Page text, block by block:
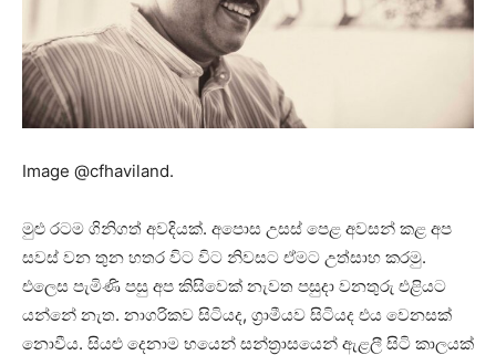
Image @cfhaviland.
මුළු රටම ගිනිගත් අවදියක්. අපොස උසස් පෙළ අවසන් කළ අප
සවස් වන තුන හතර විට විට නිවසට ඒමට උත්සාහ කරමු.
එලෙස පැමිණි පසු අප කිසිවෙක් නැවත පසුදා වනතුරු එළියට
යන්නේ නැත. නාගරිකව සිටියද, ග්‍රාමීයව සිටියද එය වෙනසක්
නොවීය. සියළු දෙනාම භයෙන් සන්ත්‍රාසයෙන් ඇළලී සිටි කාලයක්